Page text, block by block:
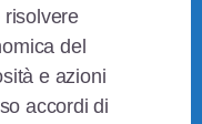
risolvere
del
e azioni
accordi di